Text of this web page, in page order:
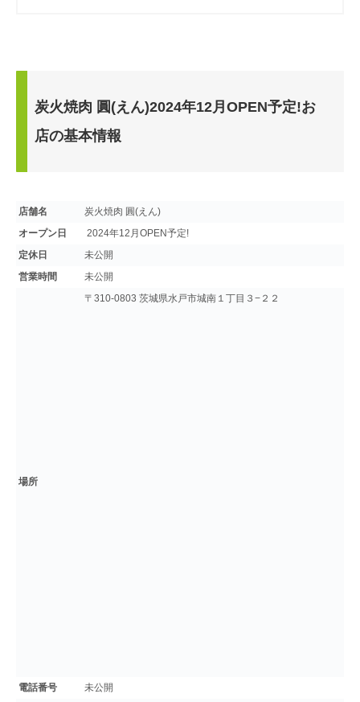
炭火焼肉 圓(えん)2024年12月OPEN予定!お
店の基本情報
店舗名
炭火焼肉 圓(えん)
オープン日
2024年12月OPEN予定!
定休日
未公開
営業時間
未公開
場所
〒310-0803 茨城県水戸市城南１丁目３−２２
電話番号 未公開